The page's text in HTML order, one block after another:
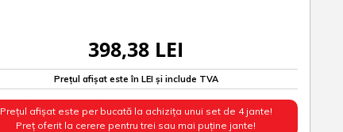
398,38 LEI
Prețul afișat este în LEI și include TVA
Prețul afișat este per bucată la achizița unui set de 4 jante!
Preț oferit la cerere pentru trei sau mai puține jante!